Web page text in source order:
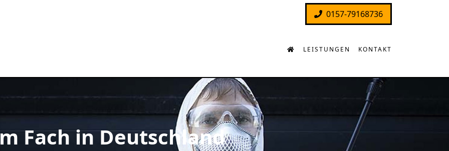
0157-79168736
LEISTUNGEN KONTAKT
Fach in Deutschland